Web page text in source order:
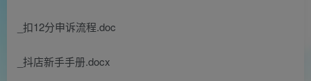
_扣12分申诉流程.doc
_抖店新手手册.docx